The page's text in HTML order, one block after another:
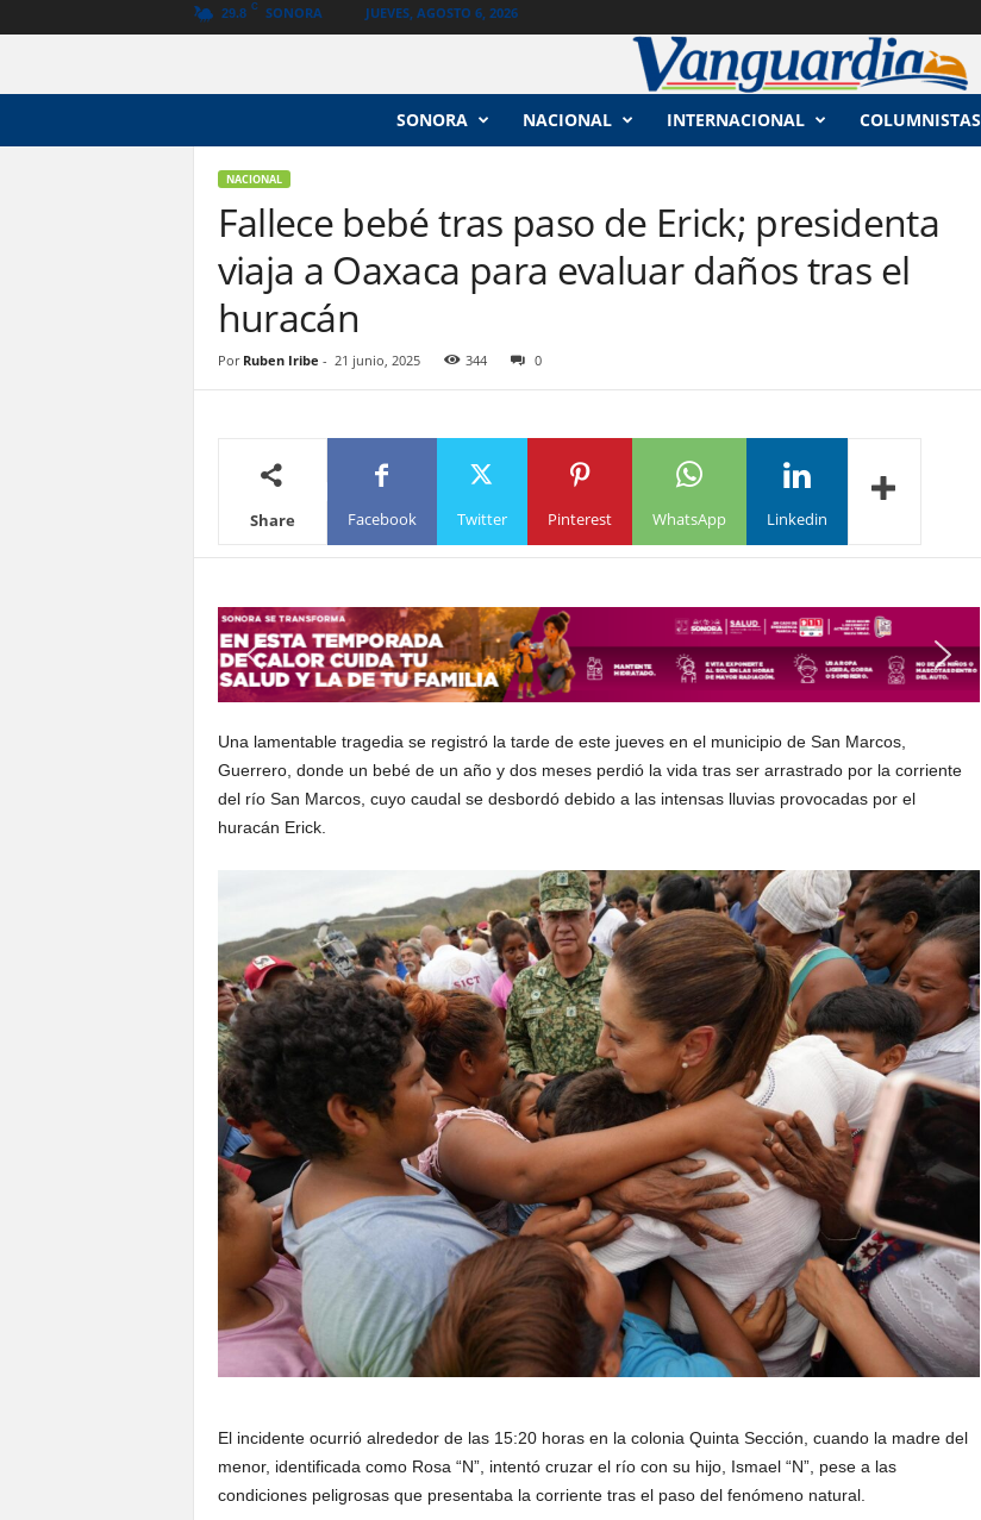
29.8 C SONORA JUEVES, AGOSTO 6, 2026
SONORA NACIONAL INTERNACIONAL COLUMNISTAS
NACIONAL
Fallece bebé tras paso de Erick; presidenta
viaja a Oaxaca para evaluar daños tras el
huracán
Por Ruben Iribe - 21 junio, 2025 344 0
Share Facebook Twitter Pinterest WhatsApp Linkedin
Una lamentable tragedia se registró la tarde de este jueves en el municipio de San Marcos,
Guerrero, donde un bebé de un año y dos meses perdió la vida tras ser arrastrado por la corriente
del río San Marcos, cuyo caudal se desbordó debido a las intensas lluvias provocadas por el
huracán Erick.
El incidente ocurrió alrededor de las 15:20 horas en la colonia Quinta Sección, cuando la madre del
menor, identificada como Rosa “N”, intentó cruzar el río con su hijo, Ismael “N”, pese a las
condiciones peligrosas que presentaba la corriente tras el paso del fenómeno natural.